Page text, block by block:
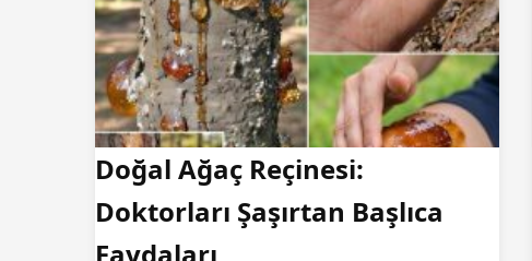
Doğal Ağaç Reçinesi:
Doktorları Şaşırtan Başlıca